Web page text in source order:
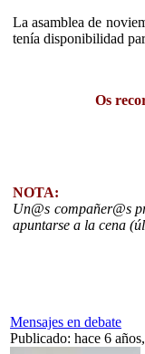
La asamblea de
tenía disponibilidad
Os
NOTA:
Un@s compañer@s
apuntarse a la cena
Mensajes en debate
Publicado: hace 6